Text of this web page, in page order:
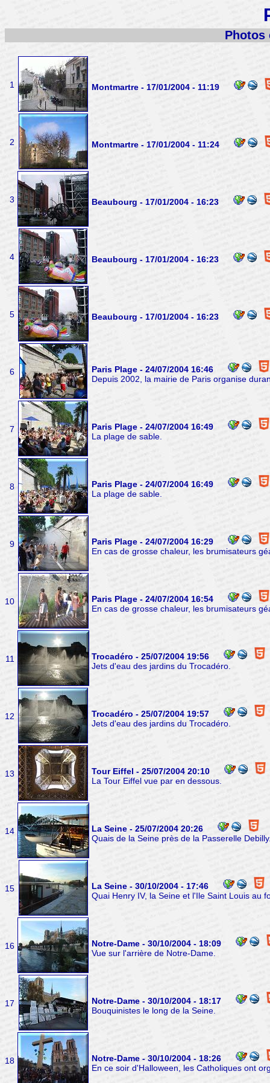
Photos
1 Montmartre - 17/01/2004 - 11:19
2 Montmartre - 17/01/2004 - 11:24
3 Beaubourg - 17/01/2004 - 16:23
4 Beaubourg - 17/01/2004 - 16:23
5 Beaubourg - 17/01/2004 - 16:23
6
Paris Plage - 24/07/2004 16:46
Depuis 2002, la mairie de Paris organise
7
Paris Plage - 24/07/2004 16:49
La plage de sable.
8
Paris Plage - 24/07/2004 16:49
La plage de sable.
9
Paris Plage - 24/07/2004 16:29
En cas de grosse chaleur, les brumisateurs
10
Paris Plage - 24/07/2004 16:54
En cas de grosse chaleur, les brumisateurs
11
Trocadéro - 25/07/2004 19:56
Jets d'eau des jardins du Trocadéro.
12
Trocadéro - 25/07/2004 19:57
Jets d'eau des jardins du Trocadéro.
13
Tour Eiffel - 25/07/2004 20:10
La Tour Eiffel vue par en dessous.
14
La Seine - 25/07/2004 20:26
Quais de la Seine près de la Passerelle
15
La Seine - 30/10/2004 - 17:46
Quai Henry IV, la Seine et l'Ile Saint Louis au
16
Notre-Dame - 30/10/2004 - 18:09
Vue sur l'arrière de Notre-Dame.
17
Notre-Dame - 30/10/2004 - 18:17
Bouquinistes le long de la Seine.
18
Notre-Dame - 30/10/2004 - 18:26
En ce soir d'Halloween, les Catholiques ont